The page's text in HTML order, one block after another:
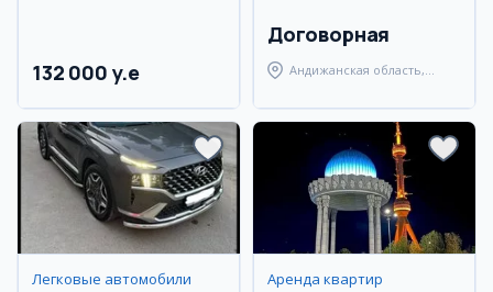
132 000 y.e
Договорная
Андижанская область,
Легковые автомобили Аренда квартир